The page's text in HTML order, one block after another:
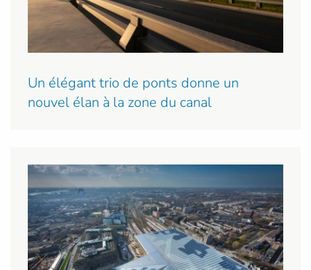
Un élégant trio de ponts donne un
nouvel élan à la zone du canal